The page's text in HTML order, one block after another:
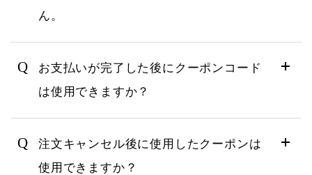
ん。
Q
お支払いが完了した後にクーポンコード
は使用できますか？
Q
注文キャンセル後に使用したクーポンは
使用できますか？